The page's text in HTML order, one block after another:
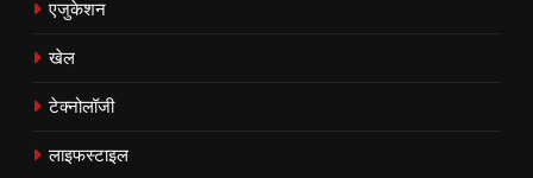
एजुकेशन
खेल
टेक्नोलॉजी
लाइफस्टाइल